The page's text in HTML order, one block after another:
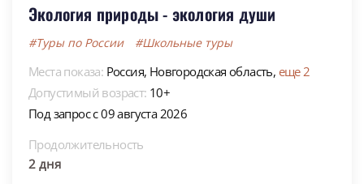
Экология природы - экология души
#Туры по России #Школьные туры
Места показа: Россия, Новгородская область, еще 2
Допустимый возраст: 10+
Под запрос с 09 августа 2026
Продолжительность
2 дня